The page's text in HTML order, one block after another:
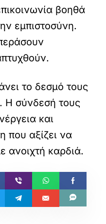
βοηθά
εμπιστοσύνη.
το δεσμό τους
Η σύνδεσή τους
και
που αξίζει να
ανοιχτή καρδιά.